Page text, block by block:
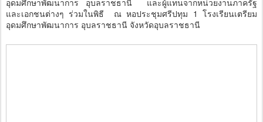
และเอกชนต่างๆ ร่วมในพิธี ณ หอประชุมศรีปทุม 1 โรงเรียนเตรียม
อุดมศึกษาพัฒนาการ อุบลราชธานี จังหวัดอุบลราชธานี